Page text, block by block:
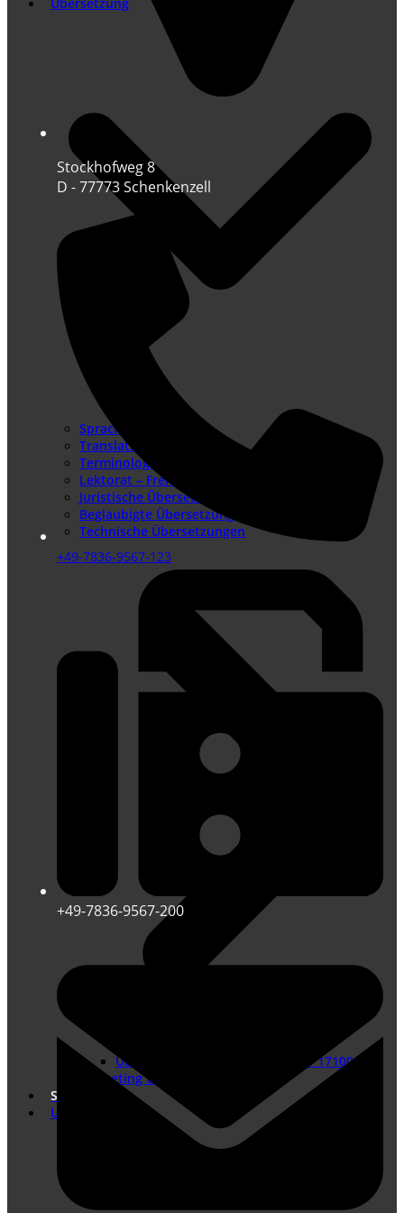
Übersetzung
Sprachenangebot
Translation Memory
Terminologiemanagement
Lektorat – Fremdsprachenlektorat
Juristische Übersetzungen
Beglaubigte Übersetzungen
Technische Übersetzungen
Übersetzungen nach DIN EN ISO 17100
Marketing Übersetzungen
Shop
Unternehmen
Stockhofweg 8
D - 77773 Schenkenzell
+49-7836-9567-123
+49-7836-9567-200